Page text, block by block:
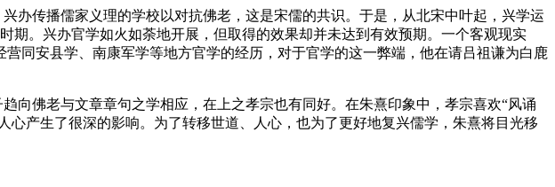
办传播儒家义理的学校以对抗佛老，这是宋儒的共识。于是，从北宋中叶起，兴学运
期。兴办官学如火如荼地开展，但取得的效果却并未达到有效预期。一个客观现实
同安县学、南康军学等地方官学的经历，对于官学的这一弊端，他在请吕祖谦为白鹿
向佛老与文章章句之学相应，在上之孝宗也有同好。在朱熹印象中，孝宗喜欢“风诵
产生了很深的影响。为了转移世道、人心，也为了更好地复兴儒学，朱熹将目光移